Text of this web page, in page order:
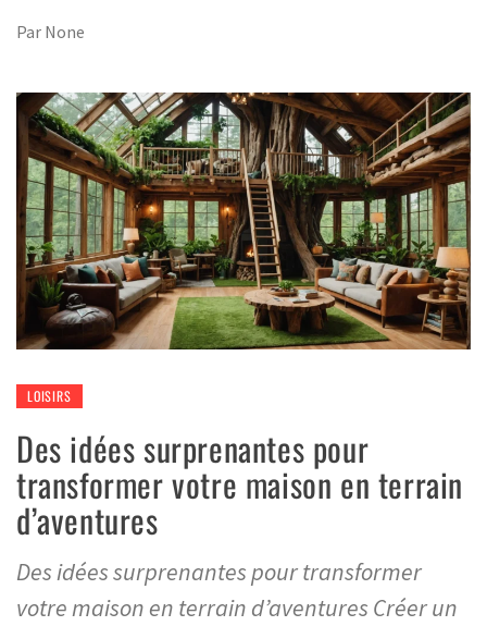
Par None
LOISIRS
Des idées surprenantes pour
transformer votre maison en terrain
d’aventures
Des idées surprenantes pour transformer
votre maison en terrain d’aventures Créer un